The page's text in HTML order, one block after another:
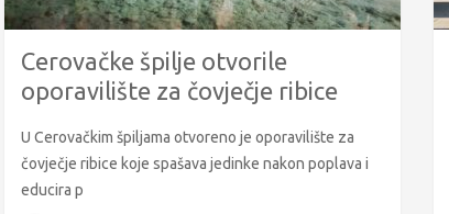
Cerovačke špilje otvorile
oporavilište za čovječje ribice
U Cerovačkim špiljama otvoreno je oporavilište za
čovječje ribice koje spašava jedinke nakon poplava i
educira p